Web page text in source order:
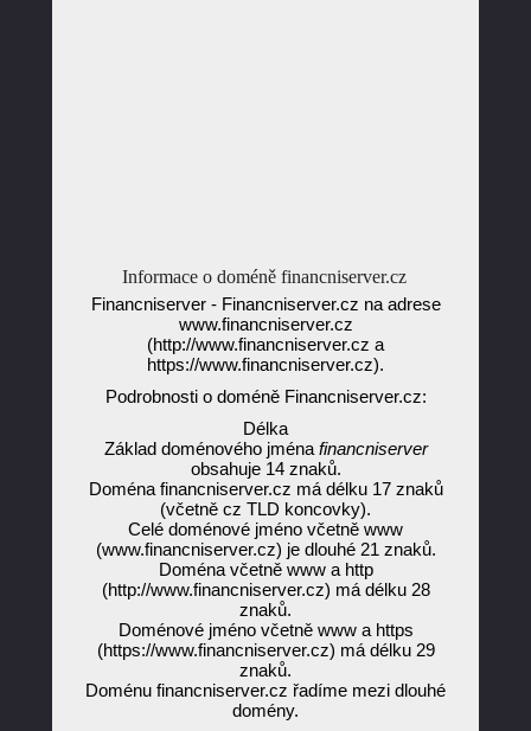
Informace o doméně financniserver.cz
Financniserver - Financniserver.cz na adrese
www.financniserver.cz
(http://www.financniserver.cz a
https://www.financniserver.cz).
Podrobnosti o doméně Financniserver.cz:
Délka
Základ doménového jména financniserver
obsahuje 14 znaků.
Doména financniserver.cz má délku 17 znaků
(včetně cz TLD koncovky).
Celé doménové jméno včetně www
(www.financniserver.cz) je dlouhé 21 znaků.
Doména včetně www a http
(http://www.financniserver.cz) má délku 28
znaků.
Doménové jméno včetně www a https
(https://www.financniserver.cz) má délku 29
znaků.
Doménu financniserver.cz řadíme mezi dlouhé
domény.